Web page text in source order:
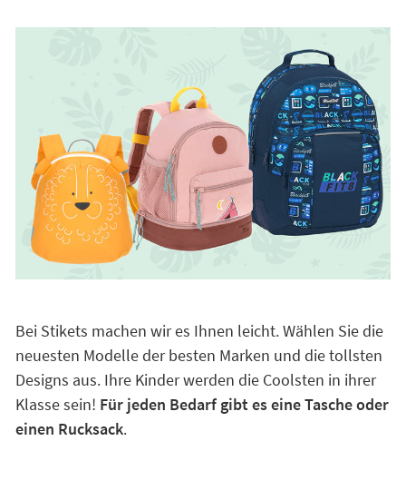
Bei Stikets machen wir es Ihnen leicht. Wählen Sie die
neuesten Modelle der besten Marken und die tollsten
Designs aus. Ihre Kinder werden die Coolsten in ihrer
Klasse sein! Für jeden Bedarf gibt es eine Tasche oder
einen Rucksack.